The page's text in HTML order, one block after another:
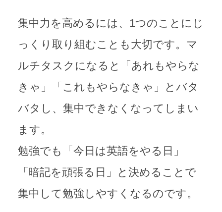
集中力を高めるには、1つのことにじ
っくり取り組むことも大切です。マ
ルチタスクになると「あれもやらな
きゃ」「これもやらなきゃ」とバタ
バタし、集中できなくなってしまい
ます。
勉強でも「今日は英語をやる日」
「暗記を頑張る日」と決めることで
集中して勉強しやすくなるのです。